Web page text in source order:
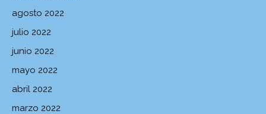
agosto 2022
julio 2022
junio 2022
mayo 2022
abril 2022
marzo 2022